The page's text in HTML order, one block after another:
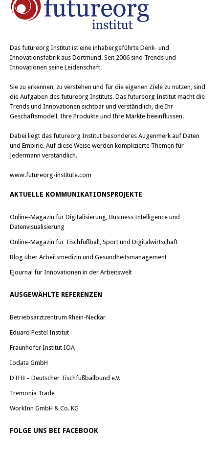
Das futureorg Institut ist eine inhabergeführte Denk- und
Innovationsfabrik aus Dortmund. Seit 2006 sind Trends und
Innovationen seine Leidenschaft.
Sie zu erkennen, zu verstehen und für die eigenen Ziele zu nutzen, sind
die Aufgaben des futureorg Instituts. Das futureorg Institut macht die
Trends und Innovationen sichtbar und verständlich, die Ihr
Geschäftsmodell, Ihre Produkte und Ihre Märkte beeinflussen.
Dabei liegt das futureorg Institut besonderes Augenmerk auf Daten
und Empirie. Auf diese Weise werden komplizierte Themen für
Jedermann verständlich.
www.futureorg-institute.com
AKTUELLE KOMMUNIKATIONSPROJEKTE
Online-Magazin für Digitalisierung, Business Intelligence und
Datenvisualisierung
Online-Magazin für Tischfußball, Sport und Digitalwirtschaft
Blog über Arbeitsmedizin und Gesundheitsmanagement
EJournal für Innovationen in der Arbeitswelt
AUSGEWÄHLTE REFERENZEN
Betriebsarztzentrum Rhein-Neckar
Eduard Pestel Institut
Fraunhofer Institut IOA
Iodata GmbH
DTFB – Deutscher Tischfußballbund e.V.
Tremonia Trade
WorkInn GmbH & Co. KG
FOLGE UNS BEI FACEBOOK